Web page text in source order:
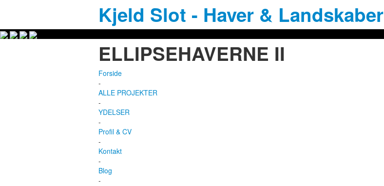
Kjeld Slot - Haver & Landskaber
ELLIPSEHAVERNE II
Forside
-
ALLE PROJEKTER
-
YDELSER
-
Profil & CV
-
Kontakt
-
Blog
-